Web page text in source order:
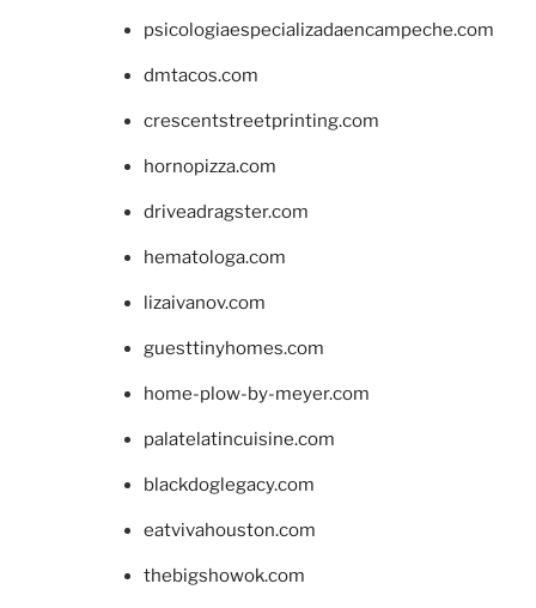
psicologiaespecializadaencampeche.com
dmtacos.com
crescentstreetprinting.com
hornopizza.com
driveadragster.com
hematologa.com
lizaivanov.com
guesttinyhomes.com
home-plow-by-meyer.com
palatelatincuisine.com
blackdoglegacy.com
eatvivahouston.com
thebigshowok.com